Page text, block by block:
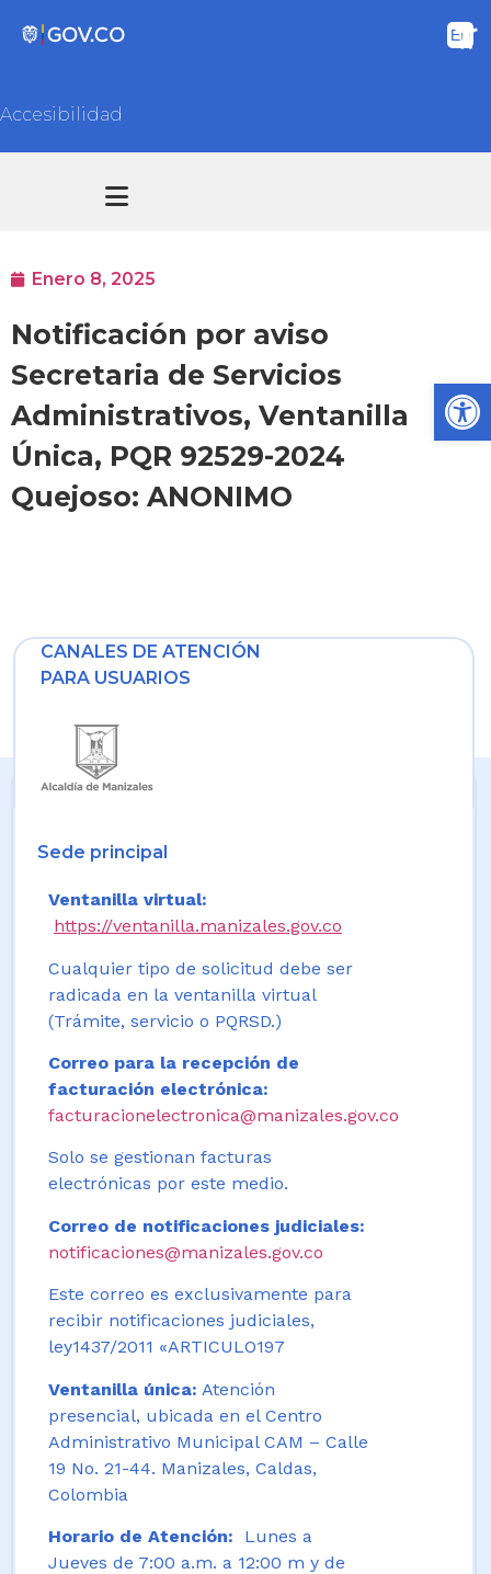
Accesibilidad
Enero 8, 2025
Notificación por aviso
Secretaria de Servicios
Administrativos, Ventanilla
Única, PQR 92529-2024
Quejoso: ANONIMO
CANALES DE ATENCIÓN
PARA USUARIOS
Sede principal
Ventanilla virtual:
https://ventanilla.manizales.gov.co
Cualquier tipo de solicitud debe ser
radicada en la ventanilla virtual
(Trámite, servicio o PQRSD.)
Correo para la recepción de
facturación electrónica:
facturacionelectronica@manizales.gov.co
Solo se gestionan facturas
electrónicas por este medio.
Correo de notificaciones judiciales:
notificaciones@manizales.gov.co
Este correo es exclusivamente para
recibir notificaciones judiciales,
ley1437/2011 «ARTICULO197
Ventanilla única: Atención
presencial, ubicada en el Centro
Administrativo Municipal CAM – Calle
19 No. 21-44. Manizales, Caldas,
Colombia
Horario de Atención:
Lunes a
Jueves de 7:00 a.m. a 12:00 m y de